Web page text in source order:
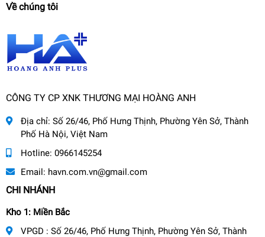
Về chúng tôi
CÔNG TY CP XNK THƯƠNG MẠI HOÀNG ANH
Địa chỉ: Số 26/46, Phố Hưng Thịnh, Phường Yên Sở, Thành
Phố Hà Nội, Việt Nam
Hotline: 0966145254
Email: havn.com.vn@gmail.com
CHI NHÁNH
Kho 1: Miền Bắc
VPGD : Số 26/46, Phố Hưng Thịnh, Phường Yên Sở, Thành